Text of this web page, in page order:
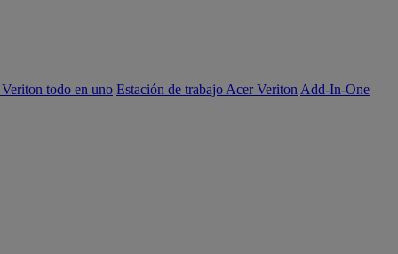
todo en uno Estación de trabajo Acer Veriton Add-In-One